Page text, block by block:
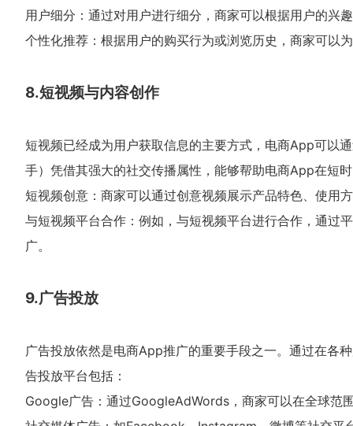
用户细分：通过对用户进行细分，商家可以根据用户的兴
个性化推荐：根据用户的购买行为或浏览历史，商家可以
8.短视频与内容创作
短视频已经成为用户获取信息的主要方式，电商App可以
手）凭借其强大的社交传播属性，能够帮助电商App在短
短视频创意：商家可以通过创意视频展示产品特色、使用
与短视频平台合作：例如，与短视频平台进行合作，通过
广。
9.广告投放
广告投放依然是电商App推广的重要手段之一。通过在各
告投放平台包括：
Google广告：通过GoogleAdWords，商家可以在全球范